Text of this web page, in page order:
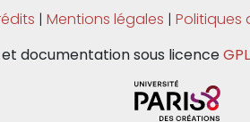
| Mentions légales | Politiques
documentation sous licence